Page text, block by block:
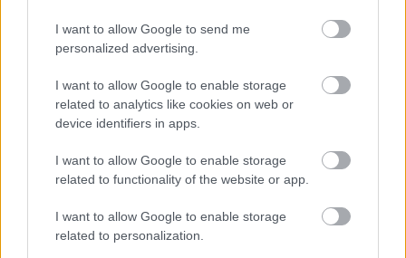
I want to allow Google to send me
personalized advertising.
I want to allow Google to enable storage
related to analytics like cookies on web or
device identifiers in apps.
I want to allow Google to enable storage
related to functionality of the website or app.
I want to allow Google to enable storage
related to personalization.
francba.
igazi mellélövés. Tavaly nyert a Birdman, végre
elindult valami jó tendencia, erre meg nyert volna
egy sima bosszúfilm, amit az operatőri munka emel
ki a közepesből. Ez így ne legyen már legjobb filmre
érdemes.
kaamir